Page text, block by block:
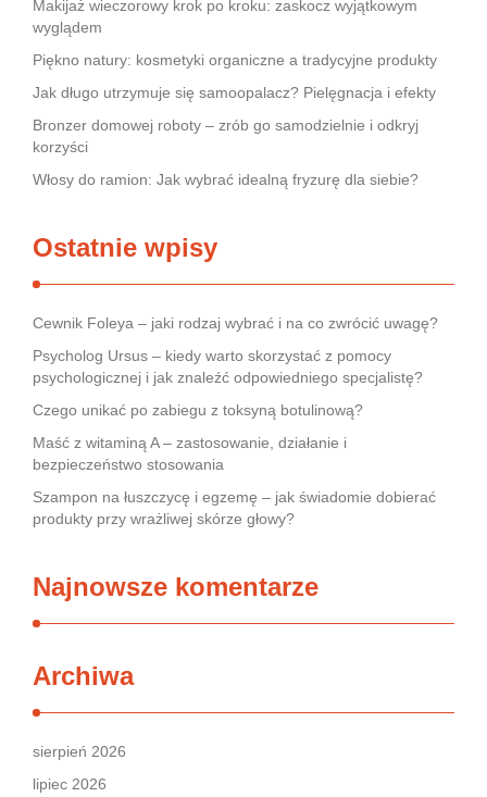
Makijaż wieczorowy krok po kroku: zaskocz wyjątkowym
wyglądem
Piękno natury: kosmetyki organiczne a tradycyjne produkty
Jak długo utrzymuje się samoopalacz? Pielęgnacja i efekty
Bronzer domowej roboty – zrób go samodzielnie i odkryj
korzyści
Włosy do ramion: Jak wybrać idealną fryzurę dla siebie?
Ostatnie wpisy
Cewnik Foleya – jaki rodzaj wybrać i na co zwrócić uwagę?
Psycholog Ursus – kiedy warto skorzystać z pomocy
psychologicznej i jak znaleźć odpowiedniego specjalistę?
Czego unikać po zabiegu z toksyną botulinową?
Maść z witaminą A – zastosowanie, działanie i
bezpieczeństwo stosowania
Szampon na łuszczycę i egzemę – jak świadomie dobierać
produkty przy wrażliwej skórze głowy?
Najnowsze komentarze
Archiwa
sierpień 2026
lipiec 2026